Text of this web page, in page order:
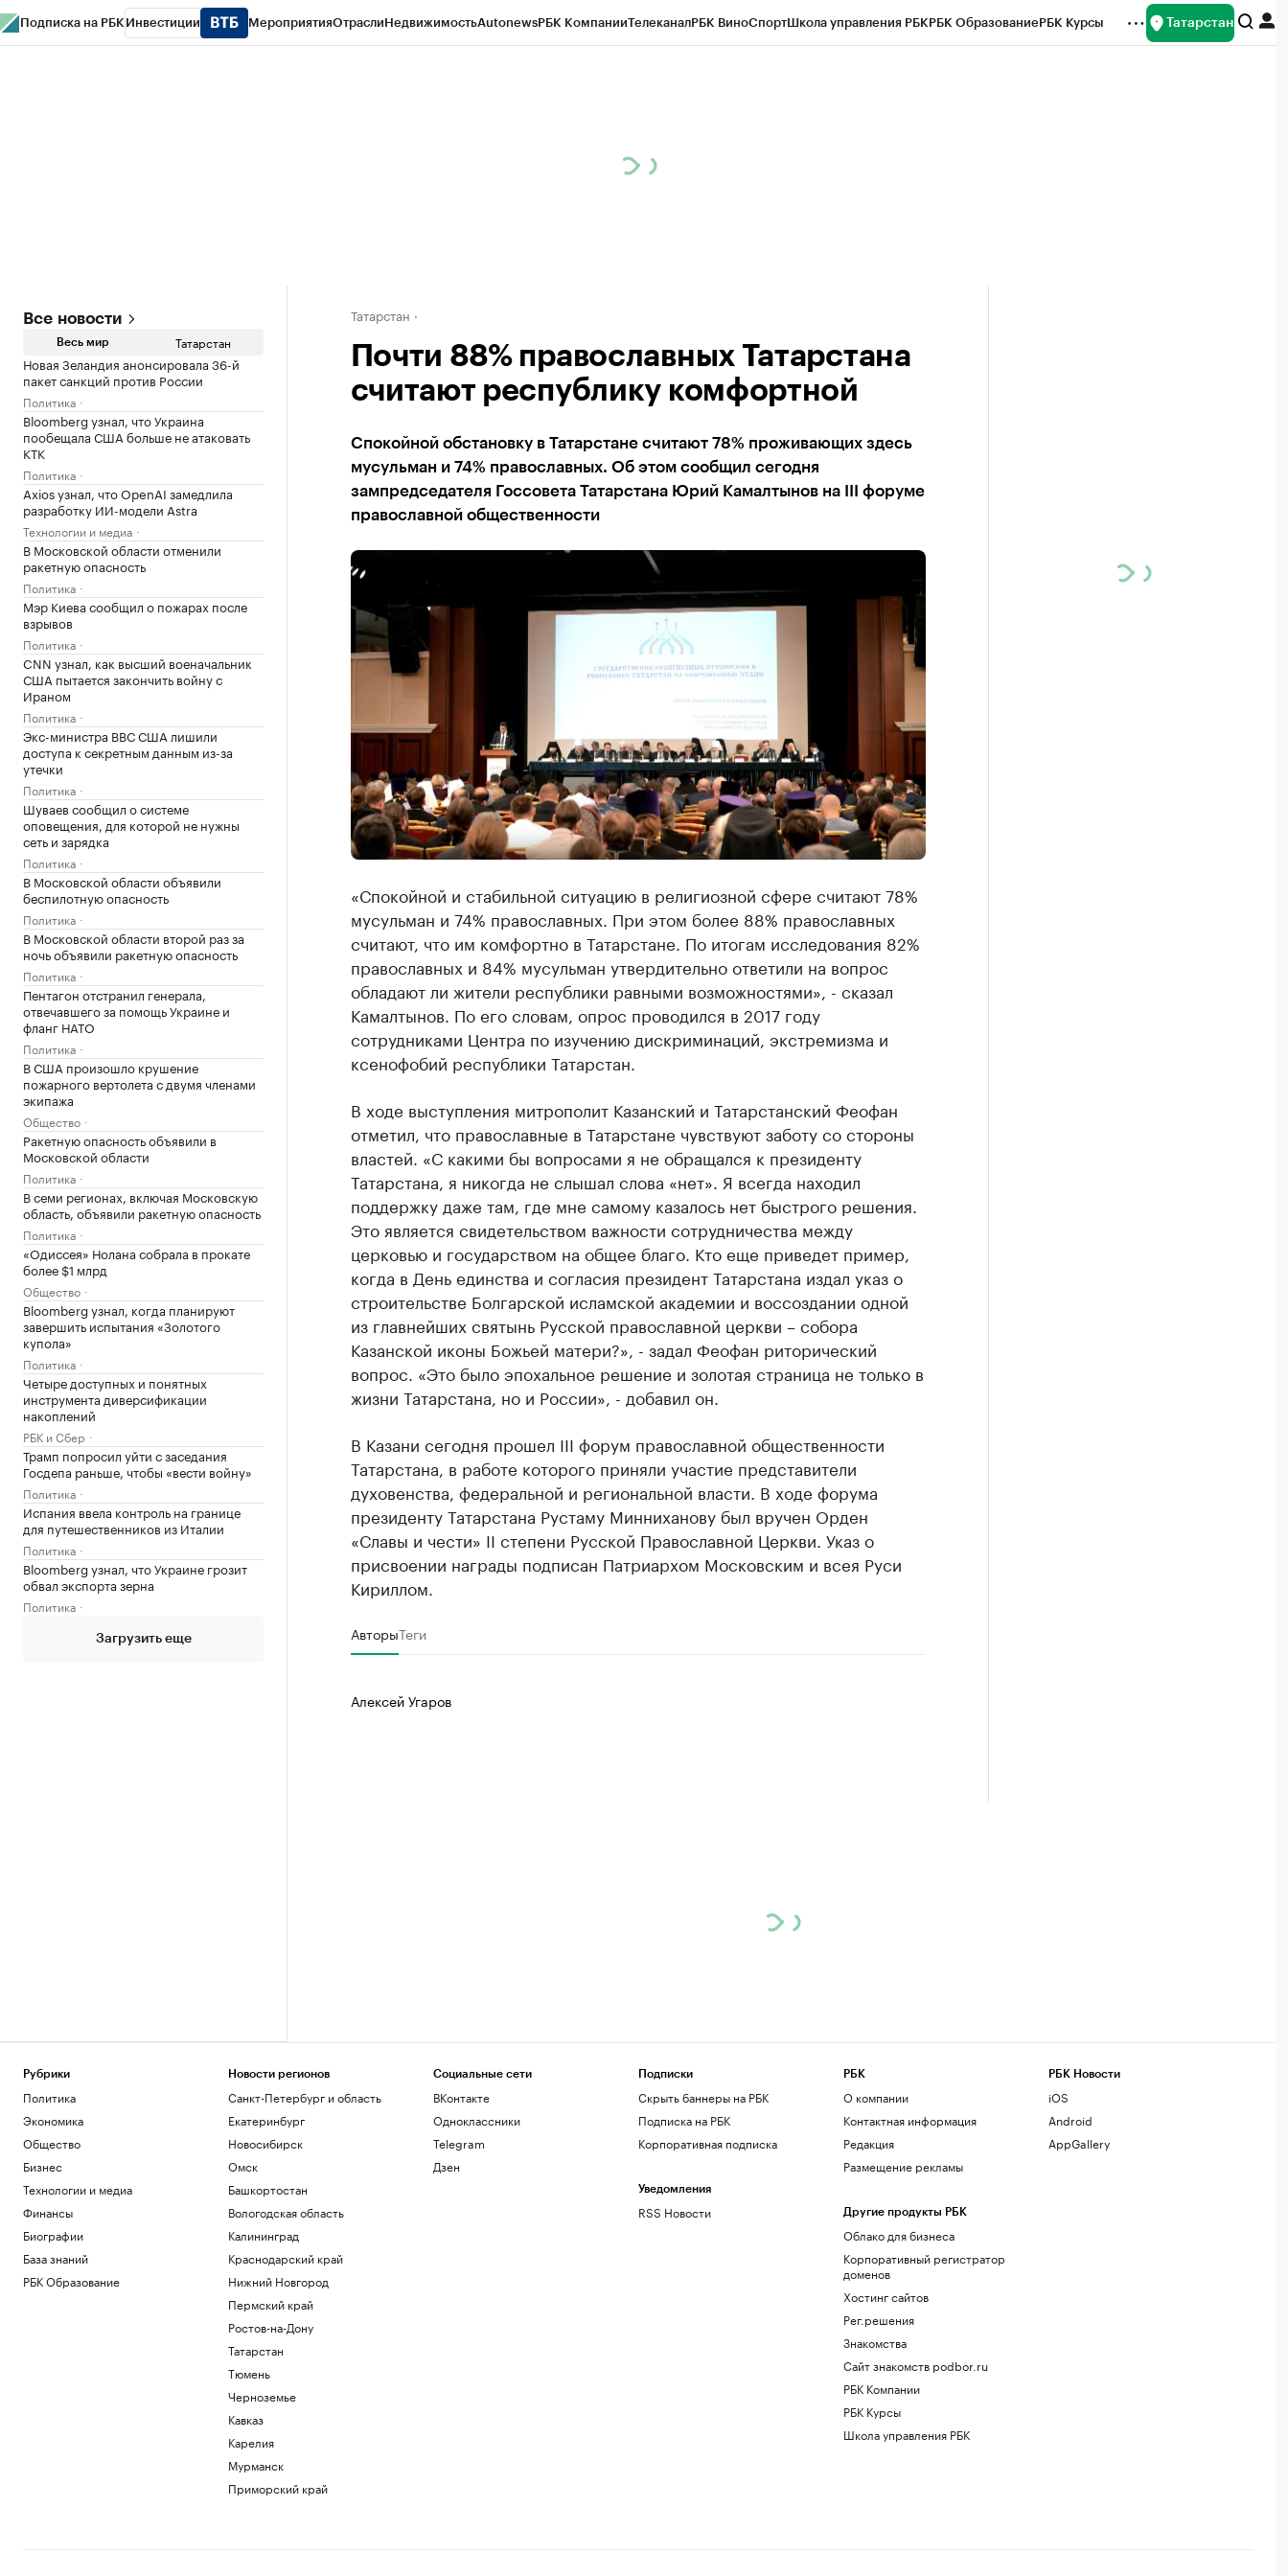
Подписка на РБК Инвестиции МероприятияОтраслиНедвижимостьAutonewsРБК КомпанииТелеканалРБК ВиноСпортШкола управления РБКРБК ОбразованиеРБК Курсы Татарстан
Все новости
Весь мир Татарстан
Новая Зеландия анонсировала 36-й
пакет санкций против России
Политика
Bloomberg узнал, что Украина
пообещала США больше не атаковать
КТК
Политика
Axios узнал, что OpenAI замедлила
разработку ИИ-модели Astra
Технологии и медиа
В Московской области отменили
ракетную опасность
Политика
Мэр Киева сообщил о пожарах после
взрывов
Политика
CNN узнал, как высший военачальник
США пытается закончить войну с
Ираном
Политика
Экс-министра ВВС США лишили
доступа к секретным данным из-за
утечки
Политика
Шуваев сообщил о системе
оповещения, для которой не нужны
сеть и зарядка
Политика
В Московской области объявили
беспилотную опасность
Политика
В Московской области второй раз за
ночь объявили ракетную опасность
Политика
Пентагон отстранил генерала,
отвечавшего за помощь Украине и
фланг НАТО
Политика
В США произошло крушение
пожарного вертолета с двумя членами
экипажа
Общество
Ракетную опасность объявили в
Московской области
Политика
В семи регионах, включая Московскую
область, объявили ракетную опасность
Политика
«Одиссея» Нолана собрала в прокате
более $1 млрд
Общество
Bloomberg узнал, когда планируют
завершить испытания «Золотого
купола»
Политика
Четыре доступных и понятных
инструмента диверсификации
накоплений
РБК и Сбер
Трамп попросил уйти с заседания
Госдепа раньше, чтобы «вести войну»
Политика
Испания ввела контроль на границе
для путешественников из Италии
Политика
Bloomberg узнал, что Украине грозит
обвал экспорта зерна
Политика
Загрузить еще
Татарстан
Почти 88% православных Татарстана
считают республику комфортной
Спокойной обстановку в Татарстане считают 78% проживающих здесь
мусульман и 74% православных. Об этом сообщил сегодня
зампредседателя Госсовета Татарстана Юрий Камалтынов на III форуме
православной общественности
«Спокойной и стабильной ситуацию в религиозной сфере считают 78%
мусульман и 74% православных. При этом более 88% православных
считают, что им комфортно в Татарстане. По итогам исследования 82%
православных и 84% мусульман утвердительно ответили на вопрос
обладают ли жители республики равными возможностями», - сказал
Камалтынов. По его словам, опрос проводился в 2017 году
сотрудниками Центра по изучению дискриминаций, экстремизма и
ксенофобий республики Татарстан.
В ходе выступления митрополит Казанский и Татарстанский Феофан
отметил, что православные в Татарстане чувствуют заботу со стороны
властей. «С какими бы вопросами я не обращался к президенту
Татарстана, я никогда не слышал слова «нет». Я всегда находил
поддержку даже там, где мне самому казалось нет быстрого решения.
Это является свидетельством важности сотрудничества между
церковью и государством на общее благо. Кто еще приведет пример,
когда в День единства и согласия президент Татарстана издал указ о
строительстве Болгарской исламской академии и воссоздании одной
из главнейших святынь Русской православной церкви – собора
Казанской иконы Божьей матери?», - задал Феофан риторический
вопрос. «Это было эпохальное решение и золотая страница не только в
жизни Татарстана, но и России», - добавил он.
В Казани сегодня прошел III форум православной общественности
Татарстана, в работе которого приняли участие представители
духовенства, федеральной и региональной власти. В ходе форума
президенту Татарстана Рустаму Минниханову был вручен Орден
«Славы и чести» II степени Русской Православной Церкви. Указ о
присвоении награды подписан Патриархом Московским и всея Руси
Кириллом.
АвторыТеги
Алексей Угаров
Рубрики
Политика
Экономика
Общество
Бизнес
Технологии и медиа
Финансы
Биографии
База знаний
РБК Образование
Новости регионов
Санкт-Петербург и область
Екатеринбург
Новосибирск
Омск
Башкортостан
Вологодская область
Калининград
Краснодарский край
Нижний Новгород
Пермский край
Ростов-на-Дону
Татарстан
Тюмень
Черноземье
Кавказ
Карелия
Мурманск
Приморский край
Социальные сети
ВКонтакте
Одноклассники
Telegram
Дзен
Подписки
Скрыть баннеры на РБК
Подписка на РБК
Корпоративная подписка
Уведомления
RSS Новости
РБК
О компании
Контактная информация
Редакция
Размещение рекламы
Другие продукты РБК
Облако для бизнеса
Корпоративный регистратор
доменов
Хостинг сайтов
Рег.решения
Знакомства
Сайт знакомств podbor.ru
РБК Компании
РБК Курсы
Школа управления РБК
РБК Новости
iOS
Android
AppGallery